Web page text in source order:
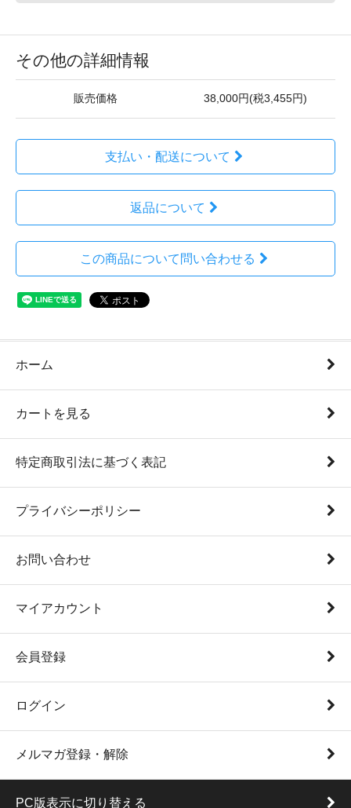
その他の詳細情報
販売価格 38,000円(税3,455円)
支払い・配送について
返品について
この商品について問い合わせる
ホーム
カートを見る
特定商取引法に基づく表記
プライバシーポリシー
お問い合わせ
マイアカウント
会員登録
ログイン
メルマガ登録・解除
PC版表示に切り替える